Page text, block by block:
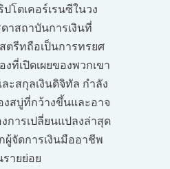
โตเคอร์เรนซีในวง
าสถาบันการเงินที่
ตรีทถือเป็นการทรยศ
งที่เปิดเผยของพวกเขา
ะสกุลเงินดิจิทัล กำลัง
สบู่ที่กว้างขึ้นและอาจ
การเปลี่ยนแปลงล่าสุด
จัดการเงินมืออาชีพ
ายย่อย